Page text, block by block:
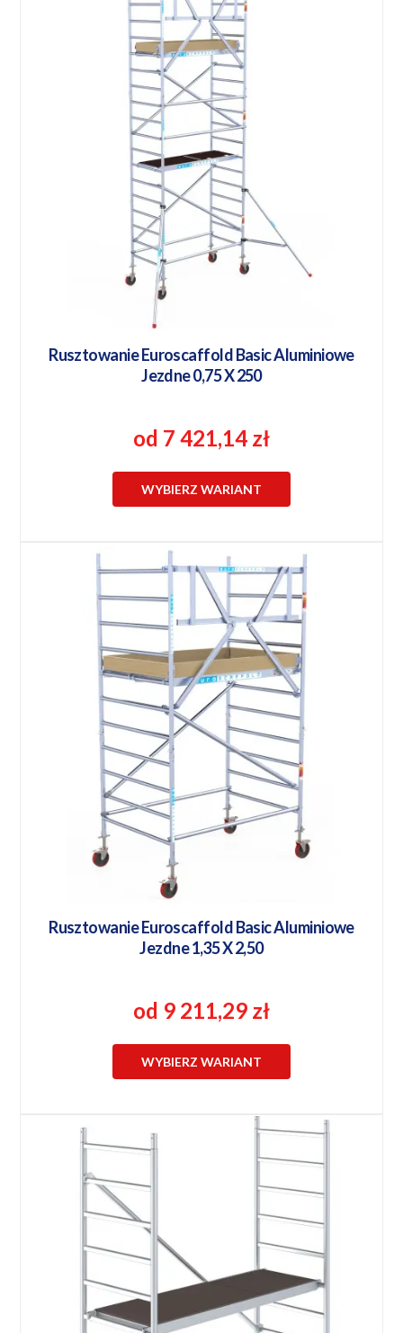
Rusztowanie Euroscaffold Basic Aluminiowe
Jezdne 0,75 X 250
od 7 421,14 zł
WYBIERZ WARIANT
Rusztowanie Euroscaffold Basic Aluminiowe
Jezdne 1,35 X 2,50
od 9 211,29 zł
WYBIERZ WARIANT